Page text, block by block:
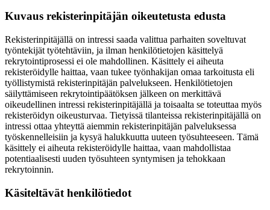
Kuvaus rekisterinpitäjän oikeutetusta edusta
Rekisterinpitäjällä on intressi saada valittua parhaiten soveltuvat
työntekijät työtehtäviin, ja ilman henkilötietojen käsittelyä
rekrytointiprosessi ei ole mahdollinen. Käsittely ei aiheuta
rekisteröidylle haittaa, vaan tukee työnhakijan omaa tarkoitusta eli
työllistymistä rekisterinpitäjän palvelukseen. Henkilötietojen
säilyttämiseen rekrytointipäätöksen jälkeen on merkittävä
oikeudellinen intressi rekisterinpitäjällä ja toisaalta se toteuttaa myös
rekisteröidyn oikeusturvaa. Tietyissä tilanteissa rekisterinpitäjällä on
intressi ottaa yhteyttä aiemmin rekisterinpitäjän palveluksessa
työskennelleisiin ja kysyä halukkuutta uuteen työsuhteeseen. Tämä
käsittely ei aiheuta rekisteröidylle haittaa, vaan mahdollistaa
potentiaalisesti uuden työsuhteen syntymisen ja tehokkaan
rekrytoinnin.
Käsiteltävät henkilötiedot